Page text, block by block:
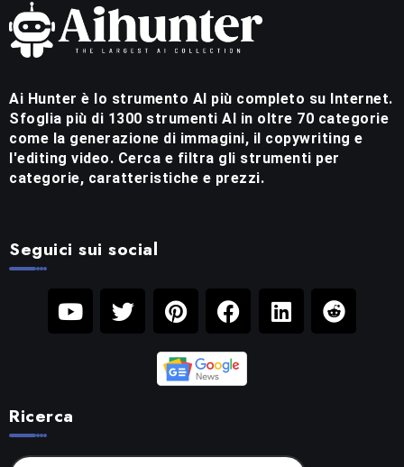
Ai Hunter è lo strumento AI più completo su Internet.
Sfoglia più di 1300 strumenti AI in oltre 70 categorie
come la generazione di immagini, il copywriting e
l'editing video. Cerca e filtra gli strumenti per
categorie, caratteristiche e prezzi.
Seguici sui social
Ricerca